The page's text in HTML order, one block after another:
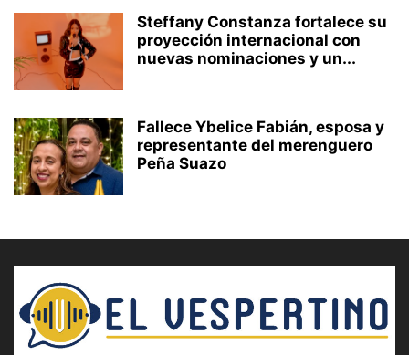
Steffany Constanza fortalece su
proyección internacional con
nuevas nominaciones y un...
Fallece Ybelice Fabián, esposa y
representante del merenguero
Peña Suazo